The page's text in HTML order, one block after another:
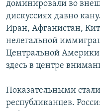
доминировали во
дискуссиях давно
Иран, Афганистан,
нелегальной
Центральной Америки
здесь в центре
Показательными
республиканцев.